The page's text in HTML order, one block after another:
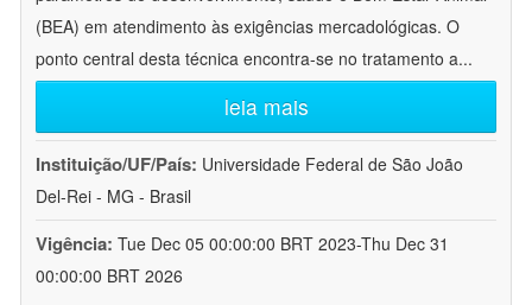
(BEA) em atendimento às exigências mercadológicas. O
ponto central desta técnica encontra-se no tratamento a...
leia mais
Instituição/UF/País: Universidade Federal de São João
Del-Rei - MG - Brasil
Vigência: Tue Dec 05 00:00:00 BRT 2023-Thu Dec 31
00:00:00 BRT 2026